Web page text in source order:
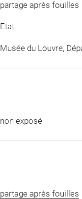
partage après fouilles
Etat
Musée du Louvre,
non exposé
partage après fouilles